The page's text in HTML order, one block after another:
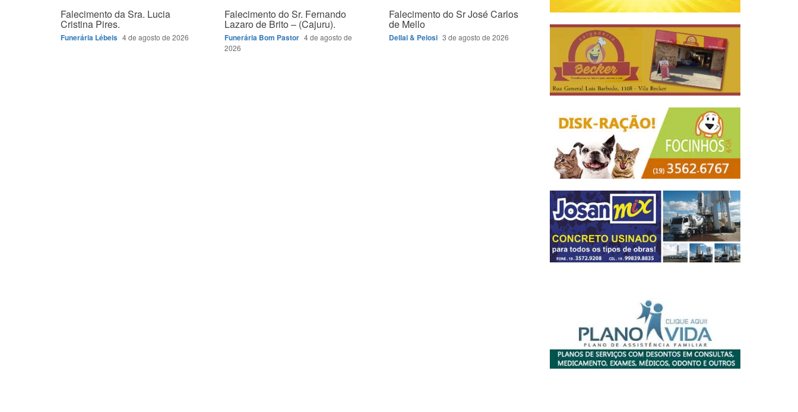
Falecimento da Sra. Lucia
Cristina Pires.
Funerária Lébeis 4 de agosto de 2026
Falecimento do Sr. Fernando
Lazaro de Brito – (Cajuru).
Funerária Bom Pastor 4 de agosto de
2026
Falecimento do Sr José Carlos
de Mello
Dellai & Pelosi 3 de agosto de 2026